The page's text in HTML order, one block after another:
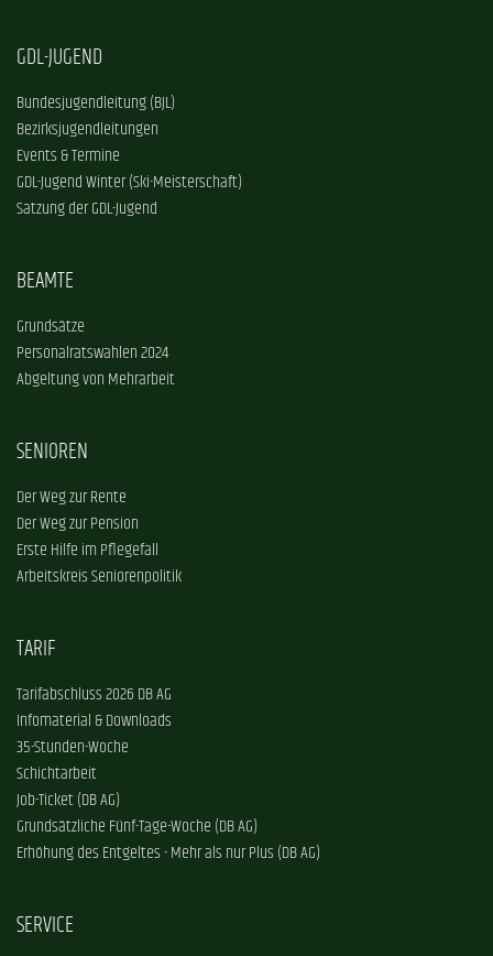
GDL-JUGEND
Bundesjugendleitung (BJL)
Bezirksjugendleitungen
Events & Termine
GDL-Jugend Winter (Ski-Meisterschaft)
Satzung der GDL-Jugend
BEAMTE
Grundsätze
Personalratswahlen 2024
Abgeltung von Mehrarbeit
SENIOREN
Der Weg zur Rente
Der Weg zur Pension
Erste Hilfe im Pflegefall
Arbeitskreis Seniorenpolitik
TARIF
Tarifabschluss 2026 DB AG
Infomaterial & Downloads
35-Stunden-Woche
Schichtarbeit
Job-Ticket (DB AG)
Grundsätzliche Fünf-Tage-Woche (DB AG)
Erhöhung des Entgeltes - Mehr als nur Plus (DB AG)
SERVICE